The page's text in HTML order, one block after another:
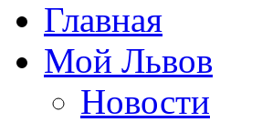
Главная
Мой Львов
Новости